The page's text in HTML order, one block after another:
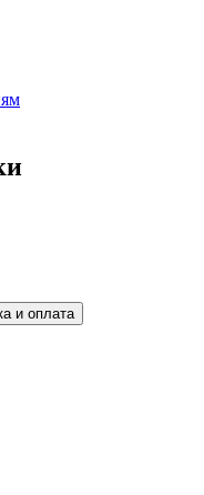
и оплата